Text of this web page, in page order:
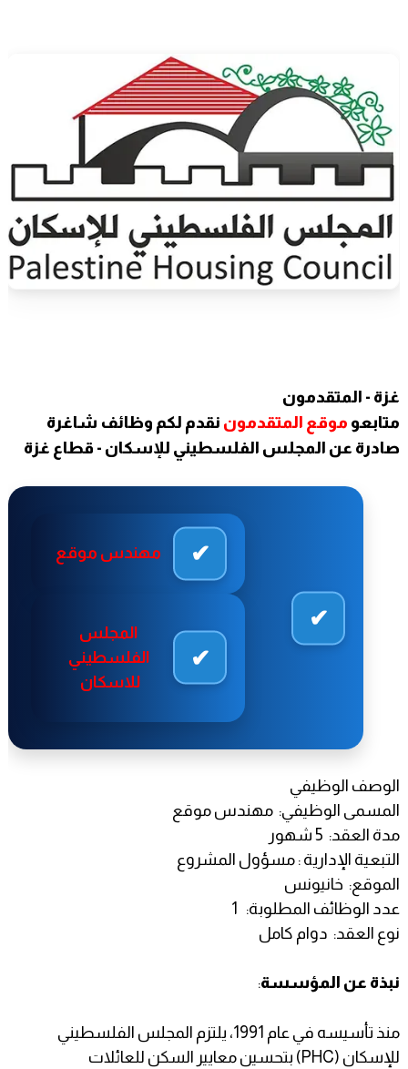
غزة - المتقدمون
متابعو موقع المتقدمون نقدم لكم وظائف شاغرة
صادرة عن المجلس الفلسطيني للإسكان - قطاع غزة
مهندس موقع
المجلس
الفلسطيني
للاسكان
الوصف الوظيفي
المسمى الوظيفي: مهندس موقع
مدة العقد: 5 شهور
التبعية الإدارية : مسؤول المشروع
الموقع: خانيونس
عدد الوظائف المطلوبة: 1
نوع العقد: دوام كامل
نبذة عن المؤسسة:
منذ تأسيسه في عام 1991، يلتزم المجلس الفلسطيني
للإسكان (PHC) بتحسين معايير السكن للعائلات